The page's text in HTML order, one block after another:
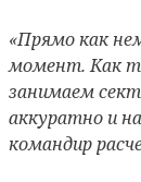
«Прямо как
момент. Как
занимаем
аккуратно и
командир